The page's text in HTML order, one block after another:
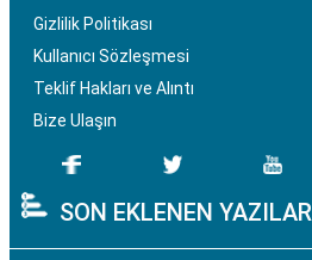
Gizlilik Politikası
Kullanıcı Sözleşmesi
Teklif Hakları ve Alıntı
Bize Ulaşın
SON EKLENEN YAZILAR